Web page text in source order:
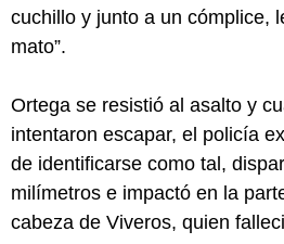
cuchillo y junto a un cómplice,
mato”.
Ortega se resistió al asalto y
intentaron escapar, el policía
de identificarse como tal,
milímetros e impactó en la
cabeza de Viveros, quien